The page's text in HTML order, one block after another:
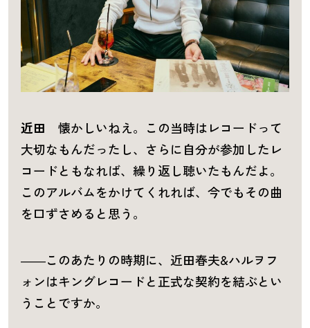
近田 懐かしいねえ。この当時はレコードって
大切なもんだったし、さらに自分が参加したレ
コードともなれば、繰り返し聴いたもんだよ。
このアルバムをかけてくれれば、今でもその曲
を口ずさめると思う。
――このあたりの時期に、近田春夫&ハルヲフ
ォンはキングレコードと正式な契約を結ぶとい
うことですか。